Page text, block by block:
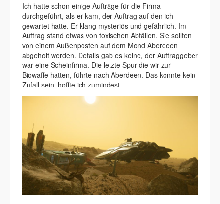
Ich hatte schon einige Aufträge für die Firma
durchgeführt, als er kam, der Auftrag auf den ich
gewartet hatte. Er klang mysteriös und gefährlich. Im
Auftrag stand etwas von toxischen Abfällen. Sie sollten
von einem Außenposten auf dem Mond Aberdeen
abgeholt werden. Details gab es keine, der Auftraggeber
war eine Scheinfirma. Die letzte Spur die wir zur
Biowaffe hatten, führte nach Aberdeen. Das konnte kein
Zufall sein, hoffte ich zumindest.